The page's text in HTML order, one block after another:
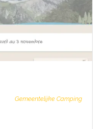
Gemeentelijke Camping